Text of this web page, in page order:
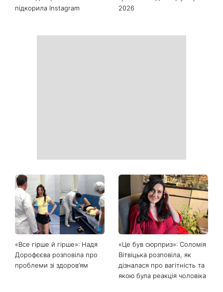
Головний стильний тренд
соцмереж: чому
мініспідниця з паєтками
підкорила Instagram
Не відкладайте до вересня:
що обов'язково потрібно
зробити на ділянці у серпні
2026